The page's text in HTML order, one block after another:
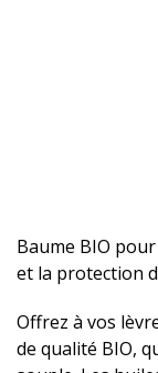
Baume BIO
et la protection
Offrez à vos
de qualité BIO,